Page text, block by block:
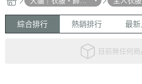
品・雨衣
綜合排行 熱銷排行 最
目前無任何商